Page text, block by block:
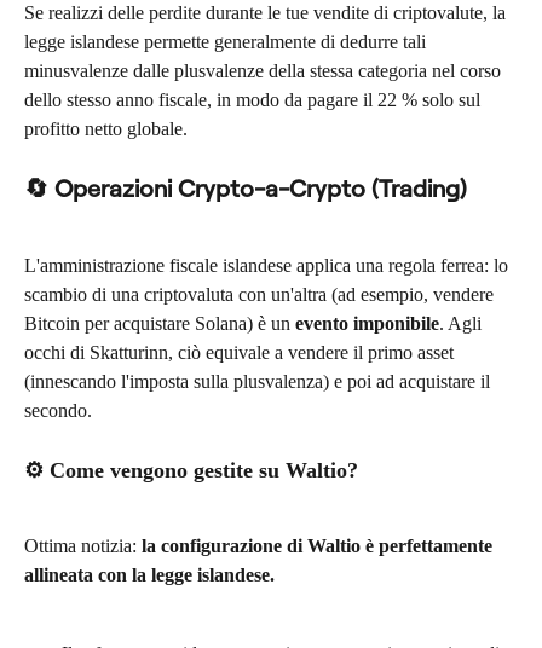
Se realizzi delle perdite durante le tue vendite di criptovalute, la
legge islandese permette generalmente di dedurre tali
minusvalenze dalle plusvalenze della stessa categoria nel corso
dello stesso anno fiscale, in modo da pagare il 22 % solo sul
profitto netto globale.
🔄 Operazioni Crypto-a-Crypto (Trading)
L'amministrazione fiscale islandese applica una regola ferrea: lo
scambio di una criptovaluta con un'altra (ad esempio, vendere
Bitcoin per acquistare Solana) è un evento imponibile. Agli
occhi di Skatturinn, ciò equivale a vendere il primo asset
(innescando l'imposta sulla plusvalenza) e poi ad acquistare il
secondo.
⚙️ Come vengono gestite su Waltio?
Ottima notizia: la configurazione di Waltio è perfettamente
allineata con la legge islandese.